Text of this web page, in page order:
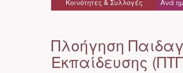
Κοινότητες & Συλλογές Ανά
Πλοήγηση
Eκπαίδευσης